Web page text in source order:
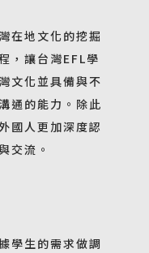
在地文化的挖掘
，讓台灣EFL學
文化並具備與不
通的能力。除此
國人更加深度認
交流。
學生的需求做調